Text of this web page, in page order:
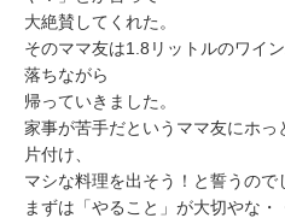
大絶賛してくれた。
そのママ友は1.8リットルのワイ
落ちながら
帰っていきました。
家事が苦手だというママ友にホ
片付け、
マシな料理を出そう！と誓うので
まずは「やること」が大切やな・